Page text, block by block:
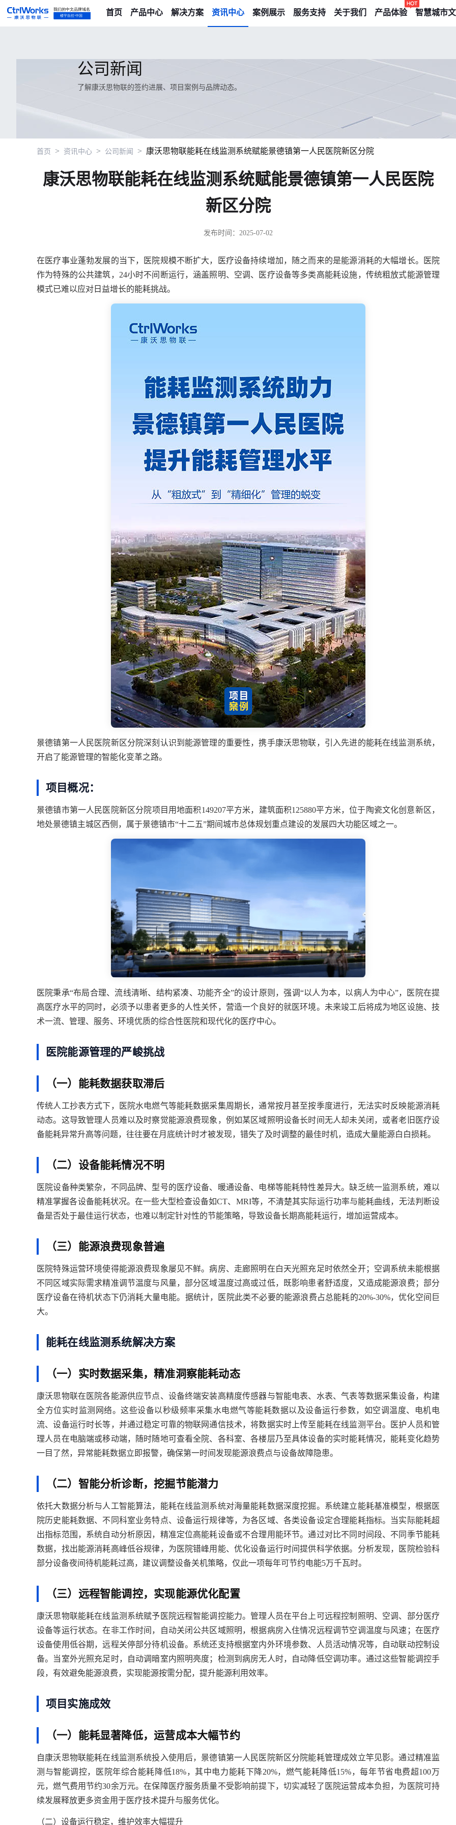
首页 产品中心 解决方案 资讯中心 案例展示 服务支持 关于我们 产品体验 智慧城市
公司新闻
了解康沃思物联的签约进展、项目案例与品牌动态。
首页 > 资讯中心 > 公司新闻 > 康沃思物联能耗在线监测系统赋能景德镇第一人民医院新区分院
康沃思物联能耗在线监测系统赋能景德镇第一人民医院
新区分院
发布时间：2025-07-02
在医疗事业蓬勃发展的当下，医院规模不断扩大，医疗设备持续增加，随之而来的是能源消耗的大幅增长。医院
作为特殊的公共建筑，24小时不间断运行，涵盖照明、空调、医疗设备等多类高能耗设施，传统粗放式能源管理
模式已难以应对日益增长的能耗挑战。
景德镇第一人民医院新区分院深刻认识到能源管理的重要性，携手康沃思物联，引入先进的能耗在线监测系统，
开启了能源管理的智能化变革之路。
项目概况：
景德镇市第一人民医院新区分院项目用地面积149207平方米， 建筑面积125880平方米，位于陶瓷文化创意新区，
地处景德镇主城区西侧，属于景德镇市“十二五”期间城市总体规划重点建设的发展四大功能区域之一。
医院秉承“布局合理、流线清晰、结构紧凑、功能齐全”的设计原则，强调“以人为本，以病人为中心”，医院在提
高医疗水平的同时，必须予以患者更多的人性关怀，营造一个良好的就医环境。 未来竣工后将成为地区设施、技
术一流、管理、服务、环境优质的综合性医院和现代化的医疗中心。
医院能源管理的严峻挑战
（一）能耗数据获取滞后
传统人工抄表方式下，医院水电燃气等能耗数据采集周期长，通常按月甚至按季度进行，无法实时反映能源消耗
动态。这导致管理人员难以及时察觉能源浪费现象，例如某区域照明设备长时间无人却未关闭，或者老旧医疗设
备能耗异常升高等问题，往往要在月底统计时才被发现，错失了及时调整的最佳时机，造成大量能源白白损耗。
（二）设备能耗情况不明
医院设备种类繁杂，不同品牌、型号的医疗设备、暖通设备、电梯等能耗特性差异大。缺乏统一监测系统，难以
精准掌握各设备能耗状况。在一些大型检查设备如CT、MRI等，不清楚其实际运行功率与能耗曲线，无法判断设
备是否处于最佳运行状态，也难以制定针对性的节能策略，导致设备长期高能耗运行，增加运营成本。
（三）能源浪费现象普遍
医院特殊运营环境使得能源浪费现象屡见不鲜。病房、走廊照明在白天光照充足时依然全开；空调系统未能根据
不同区域实际需求精准调节温度与风量，部分区域温度过高或过低，既影响患者舒适度，又造成能源浪费；部分
医疗设备在待机状态下仍消耗大量电能。据统计，医院此类不必要的能源浪费占总能耗的20%-30%，优化空间巨
大。
能耗在线监测系统解决方案
（一）实时数据采集，精准洞察能耗动态
康沃思物联在医院各能源供应节点、设备终端安装高精度传感器与智能电表、水表、气表等数据采集设备，构建
全方位实时监测网络。这些设备以秒级频率采集水电燃气等能耗数据以及设备运行参数，如空调温度、电机电
流、设备运行时长等，并通过稳定可靠的物联网通信技术，将数据实时上传至能耗在线监测平台。医护人员和管
理人员在电脑端或移动端，随时随地可查看全院、各科室、各楼层乃至具体设备的实时能耗情况，能耗变化趋势
一目了然，异常能耗数据立即报警，确保第一时间发现能源浪费点与设备故障隐患。
（二）智能分析诊断，挖掘节能潜力
依托大数据分析与人工智能算法，能耗在线监测系统对海量能耗数据深度挖掘。系统建立能耗基准模型，根据医
院历史能耗数据、不同科室业务特点、设备运行规律等，为各区域、各类设备设定合理能耗指标。当实际能耗超
出指标范围，系统自动分析原因，精准定位高能耗设备或不合理用能环节。通过对比不同时间段、不同季节能耗
数据，找出能源消耗高峰低谷规律，为医院错峰用能、优化设备运行时间提供科学依据。分析发现，医院检验科
部分设备夜间待机能耗过高，建议调整设备关机策略，仅此一项每年可节约电能5万千瓦时。
（三）远程智能调控，实现能源优化配置
康沃思物联能耗在线监测系统赋予医院远程智能调控能力。管理人员在平台上可远程控制照明、空调、部分医疗
设备等运行状态。在非工作时间，自动关闭公共区域照明，根据病房入住情况远程调节空调温度与风速；在医疗
设备使用低谷期，远程关停部分待机设备。系统还支持根据室内外环境参数、人员活动情况等，自动联动控制设
备。当室外光照充足时，自动调暗室内照明亮度；检测到病房无人时，自动降低空调功率。通过这些智能调控手
段，有效避免能源浪费，实现能源按需分配，提升能源利用效率。
项目实施成效
（一）能耗显著降低，运营成本大幅节约
自康沃思物联能耗在线监测系统投入使用后，景德镇第一人民医院新区分院能耗管理成效立竿见影。通过精准监
测与智能调控，医院年综合能耗降低18%，其中电力能耗下降20%，燃气能耗降低15%，每年节省电费超100万
元，燃气费用节约30余万元。在保障医疗服务质量不受影响前提下，切实减轻了医院运营成本负担，为医院可持
续发展释放更多资金用于医疗技术提升与服务优化。
（二）设备运行稳定，维护效率大幅提升